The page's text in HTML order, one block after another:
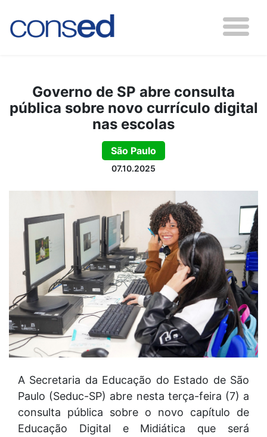
Governo de SP abre consulta
pública sobre novo currículo digital
nas escolas
São Paulo
07.10.2025
A Secretaria da Educação do Estado de São
Paulo (Seduc-SP) abre nesta terça-feira (7) a
consulta pública sobre o novo capítulo de
Educação Digital e Midiática que será